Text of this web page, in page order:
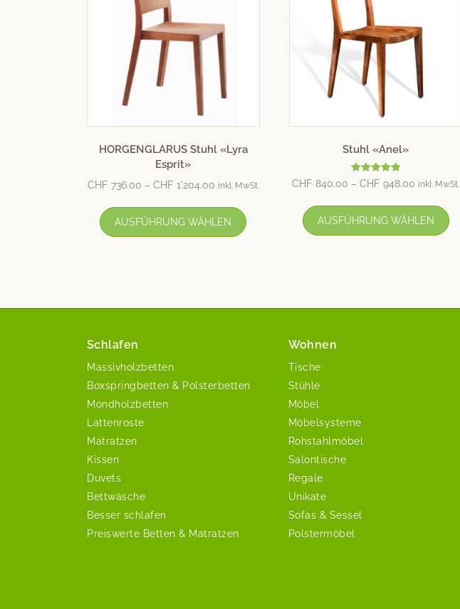
HORGENGLARUS Stuhl «Lyra
Esprit»
CHF 736.00 – CHF 1'204.00 inkl. MwSt.
AUSFÜHRUNG WÄHLEN
Stuhl «Anel»
Bewertet mit
5.00
CHF 840.00 –CHF 948.00 inkl. MwSt.
AUSFÜHRUNG WÄHLEN
Schlafen
Massivholzbetten
Boxspringbetten & Polsterbetten
Mondholzbetten
Lattenroste
Matratzen
Kissen
Duvets
Bettwäsche
Besser schlafen
Preiswerte Betten & Matratzen
Wohnen
Tische
Stühle
Möbel
Möbelsysteme
Rohstahlmöbel
Salontische
Regale
Unikate
Sofas & Sessel
Polstermöbel